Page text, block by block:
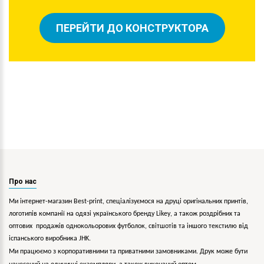
ПЕРЕЙТИ ДО КОНСТРУКТОРА
Про нас
Ми інтернет-магазин Best-print, спеціалізуємося на друці оригінальних принтів,
логотипів компанії на одязі українського бренду Likey, а також роздрібних та
оптових продажів однокольорових футболок, світшотів та іншого текстилю від
іспанського виробника JHK.
Ми працюємо з корпоративними та приватними замовниками. Друк може бути